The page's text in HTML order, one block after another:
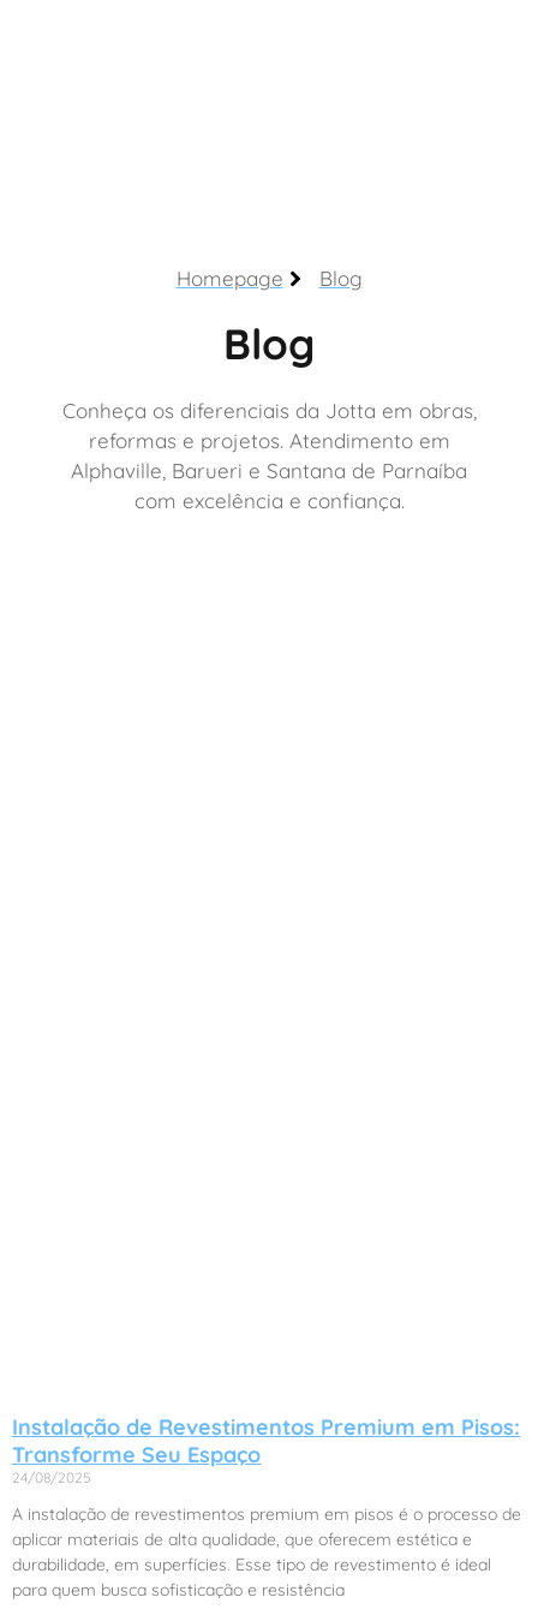
Homepage Blog
Blog
Conheça os diferenciais da Jotta em obras,
reformas e projetos. Atendimento em
Alphaville, Barueri e Santana de Parnaíba
com excelência e confiança.
Instalação de Revestimentos Premium em Pisos:
Transforme Seu Espaço
24/08/2025
A instalação de revestimentos premium em pisos é o processo de
aplicar materiais de alta qualidade, que oferecem estética e
durabilidade, em superfícies. Esse tipo de revestimento é ideal
para quem busca sofisticação e resistência